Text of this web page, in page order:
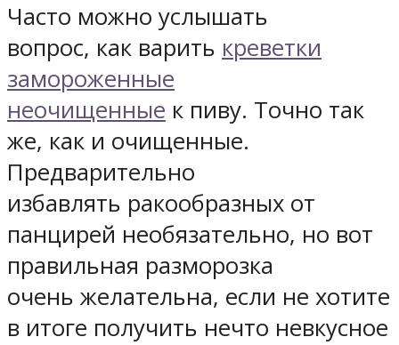
Часто можно услышать
вопрос, как варить креветки
замороженные
неочищенные к пиву. Точно так
же, как и очищенные.
Предварительно
избавлять ракообразных от
панцирей необязательно, но вот
правильная разморозка
очень желательна, если не хотите
в итоге получить нечто невкусное